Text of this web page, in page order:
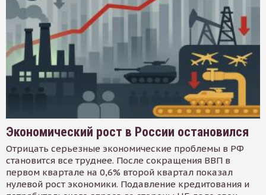
Экономический рост в России остановился
Отрицать серьезные экономические проблемы в РФ
становится все труднее. После сокращения ВВП в
первом квартале на 0,6% второй квартал показал
нулевой рост экономики. Подавление кредитования и